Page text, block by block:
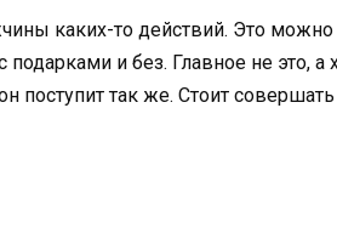
каких-то действий. Это можно
и без. Главное не это, а
так же. Стоит